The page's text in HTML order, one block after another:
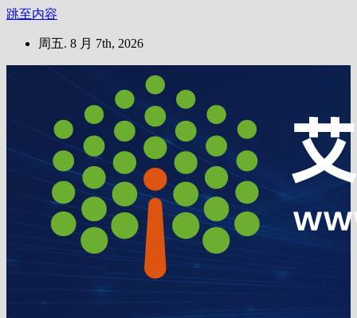
跳至内容
周五. 8 月 7th, 2026